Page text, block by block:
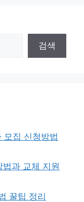
검색
집 신청방법
과 교체 지원
꿀팁 정리